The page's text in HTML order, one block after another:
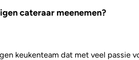
cateraar meenemen?
keukenteam dat met veel passie